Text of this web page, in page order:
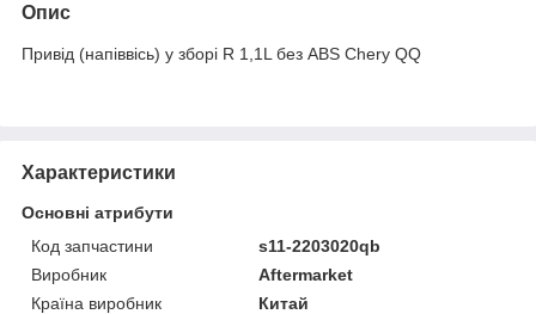
Опис
Привід (напіввісь) у зборі R 1,1L без ABS Chery QQ
Характеристики
Основні атрибути
Код запчастини
s11-2203020qb
Виробник
Aftermarket
Країна виробник
Китай